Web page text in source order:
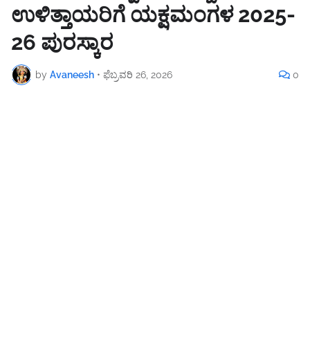
ಉಳಿತ್ತಾಯರಿಗೆ ಯಕ್ಷಮಂಗಳ 2025-
26 ಪುರಸ್ಕಾರ
by Avaneesh • ಫೆಬ್ರವರಿ 26, 2026 0